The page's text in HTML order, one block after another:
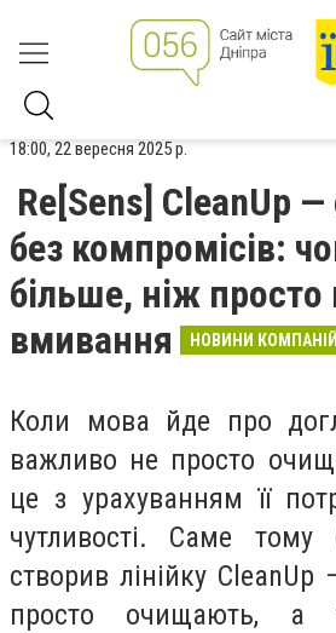
18:00, 22 вересня 2025 р.
Re[Sens] CleanUp
без компромісів:
більше, ніж просто
вмивання
НОВИНИ КОМПАНІЙ
Коли мова йде про
важливо не просто
це з урахуванням її
чутливості. Саме тому
створив лінійку CleanUp
просто очищають, а